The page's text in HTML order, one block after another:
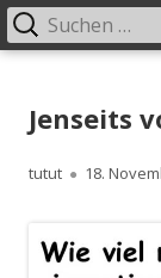
zum
Inhalt
Primäres
Jenseits
Autor
tutut 18.